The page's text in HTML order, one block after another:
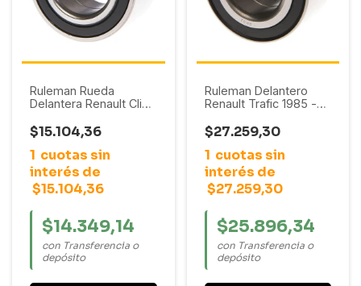
Ruleman Rueda
Delantera Renault Clio /
$15.104,36
1 cuotas sin
interés de
$15.104,36
$14.349,14
con Transferencia o
depósito
Ruleman Delantero
Renault Trafic 1985 -
$27.259,30
1 cuotas sin
interés de
$27.259,30
$25.896,34
con Transferencia o
depósito